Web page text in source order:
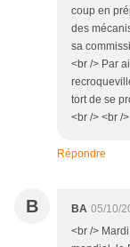
coup en
des
sa
<br /> Par
tort de se
<br /> <br />
Répondre
B BA 05/10/
<br />